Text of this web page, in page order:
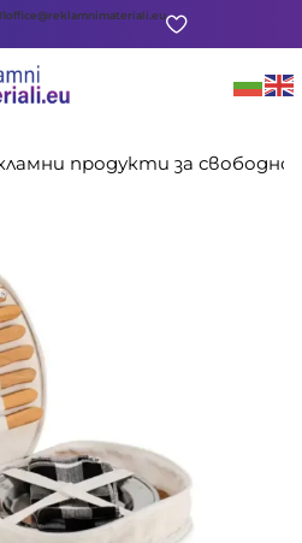
office@reklamnimateriali.eu
продукти за